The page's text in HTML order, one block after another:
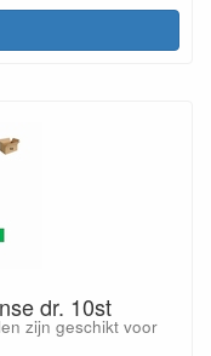
dr. 10st
zijn geschikt voor